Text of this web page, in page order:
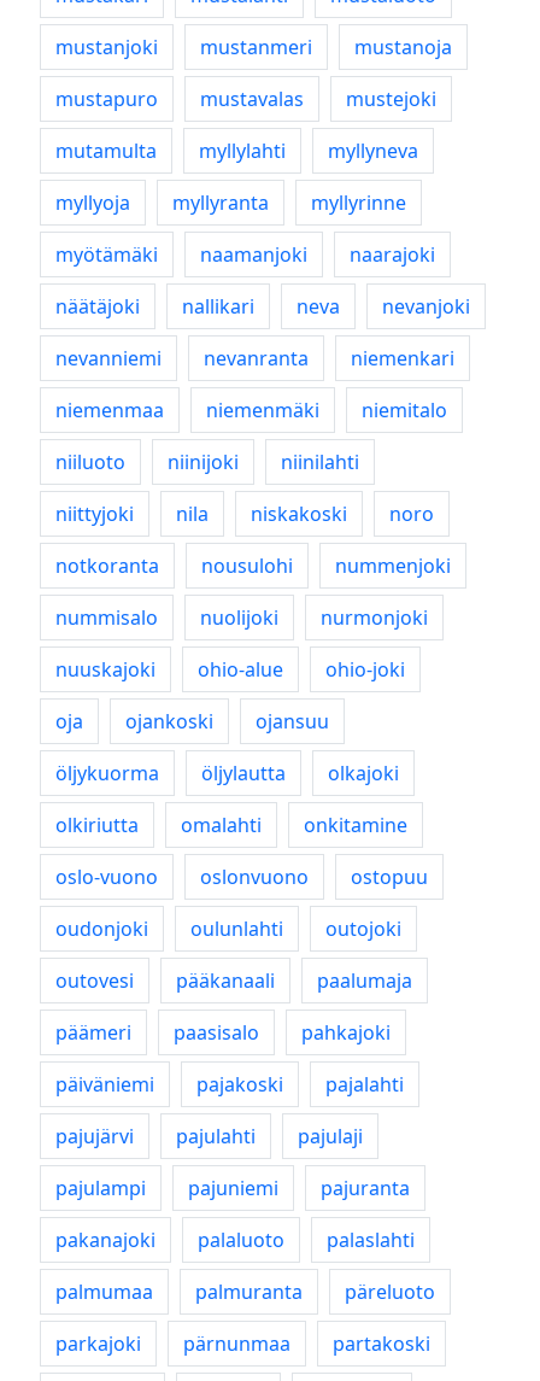
mustanjoki
mustanmeri
mustanoja
mustapuro
mustavalas
mustejoki
mutamulta
myllylahti
myllyneva
myllyoja
myllyranta
myllyrinne
myötämäki
naamanjoki
naarajoki
näätäjoki
nallikari neva
nevanjoki
nevanniemi
nevanranta
niemenkari
niemenmaa
niemenmäki
niemitalo
niiluoto
niinijoki
niinilahti
niittyjoki
nila niskakoski
noro
notkoranta
nousulohi
nummenjoki
nummisalo
nuolijoki
nurmonjoki
nuuskajoki
ohio-alue
ohio-joki
oja
ojankoski
ojansuu
öljykuorma
öljylautta
olkajoki
olkiriutta
omalahti
onkitamine
oslo-vuono
oslonvuono
ostopuu
oudonjoki
oulunlahti
outojoki
outovesi
pääkanaali
paalumaja
päämeri
paasisalo
pahkajoki
päiväniemi
pajakoski
pajalahti
pajujärvi
pajulahti
pajulaji
pajulampi
pajuniemi
pajuranta
pakanajoki
palaluoto
palaslahti
palmumaa
palmuranta
päreluoto
parkajoki
pärnunmaa partakoski